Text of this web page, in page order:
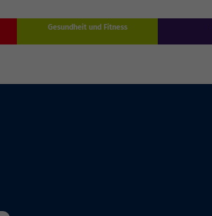
Gesundheit und Fitness